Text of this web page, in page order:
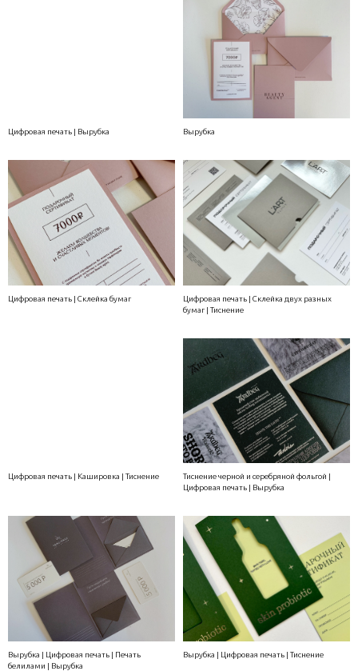
Цифровая печать | Вырубка Вырубка
Цифровая печать | Склейка бумаг
Цифровая печать | Склейка двух разных
бумаг | Тиснение
Цифровая печать | Кашировка | Тиснение
Тиснение черной и серебряной фольгой |
Цифровая печать | Вырубка
Вырубка | Цифровая печать | Печать
белилами | Вырубка
Вырубка | Цифровая печать | Тиснение